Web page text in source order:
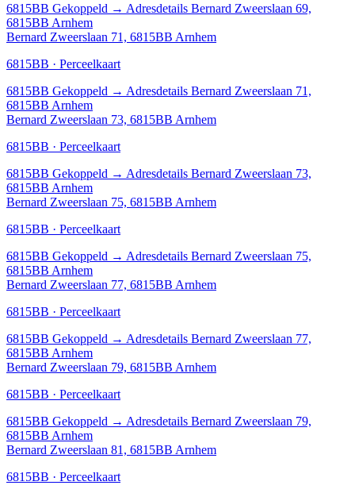
6815BB Gekoppeld → Adresdetails Bernard Zweerslaan 69,
6815BB Arnhem
Bernard Zweerslaan 71, 6815BB Arnhem
6815BB · Perceelkaart
6815BB Gekoppeld → Adresdetails Bernard Zweerslaan 71,
6815BB Arnhem
Bernard Zweerslaan 73, 6815BB Arnhem
6815BB · Perceelkaart
6815BB Gekoppeld → Adresdetails Bernard Zweerslaan 73,
6815BB Arnhem
Bernard Zweerslaan 75, 6815BB Arnhem
6815BB · Perceelkaart
6815BB Gekoppeld → Adresdetails Bernard Zweerslaan 75,
6815BB Arnhem
Bernard Zweerslaan 77, 6815BB Arnhem
6815BB · Perceelkaart
6815BB Gekoppeld → Adresdetails Bernard Zweerslaan 77,
6815BB Arnhem
Bernard Zweerslaan 79, 6815BB Arnhem
6815BB · Perceelkaart
6815BB Gekoppeld → Adresdetails Bernard Zweerslaan 79,
6815BB Arnhem
Bernard Zweerslaan 81, 6815BB Arnhem
6815BB · Perceelkaart